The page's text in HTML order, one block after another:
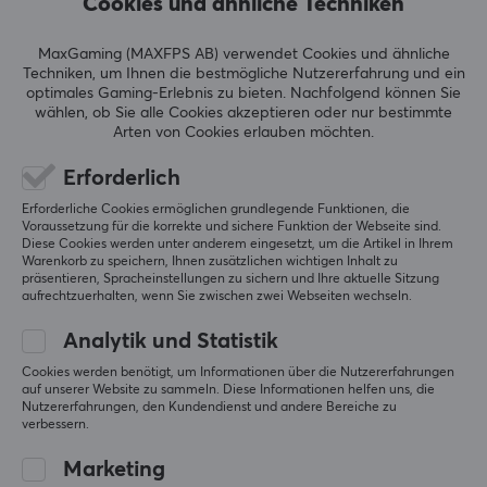
Android, iOS, MAC, Nintendo Switch, PC, PS5
EIGENSCHAFTEN
Treiber
50 mm
Akustische konstruktion
Geschlossen
Formfaktor
Kopfhörerpolster
Memory-Schaumstoff, Tuch
Farbe
Weiß
Original anzeigen
Razer BlackShark V2 Pro (2023) Kabellose Gaming-Headset - Schwarz
Martin H
Verifizierter Käufer
Level 10
Epic Challenger
PC
den letzten 10 Jahren 5 Stück gehabt), das Mikrofon
ist für ein Gaming-Headset unglaublich gut.
Nachteil ist, dass die Razer Synapse Bloatware
geöffnet sein muss, um den richtigen Treiber zu
Gutes Mikrofon
Cookies und ähnliche Techniken
MaxGaming (MAXFPS AB) verwendet Cookies und ähnliche
Techniken, um Ihnen die bestmögliche Nutzererfahrung und ein
optimales Gaming-Erlebnis zu bieten. Nachfolgend können Sie
wählen, ob Sie alle Cookies akzeptieren oder nur bestimmte
Arten von Cookies erlauben möchten.
Erforderlich
Erforderliche Cookies ermöglichen grundlegende Funktionen, die
Voraussetzung für die korrekte und sichere Funktion der Webseite sind.
Diese Cookies werden unter anderem eingesetzt, um die Artikel in Ihrem
Warenkorb zu speichern, Ihnen zusätzlichen wichtigen Inhalt zu
präsentieren, Spracheinstellungen zu sichern und Ihre aktuelle Sitzung
aufrechtzuerhalten, wenn Sie zwischen zwei Webseiten wechseln.
Analytik und Statistik
Cookies werden benötigt, um Informationen über die Nutzererfahrungen
auf unserer Website zu sammeln. Diese Informationen helfen uns, die
Nutzererfahrungen, den Kundendienst und andere Bereiche zu
verbessern.
Marketing